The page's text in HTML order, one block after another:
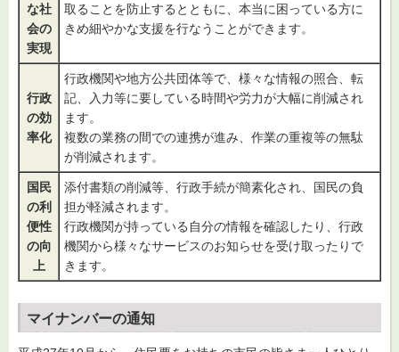
な社
会の
実現
取ることを防止するとともに、本当に困っている方に
きめ細やかな支援を行なうことができます。
行政
の効
率化
行政機関や地方公共団体等で、様々な情報の照合、転
記、入力等に要している時間や労力が大幅に削減され
ます。
複数の業務の間での連携が進み、作業の重複等の無駄
が削減されます。
国民
の利
便性
の向
上
添付書類の削減等、行政手続が簡素化され、国民の負
担が軽減されます。
行政機関が持っている自分の情報を確認したり、行政
機関から様々なサービスのお知らせを受け取ったりで
きます。
マイナンバーの通知